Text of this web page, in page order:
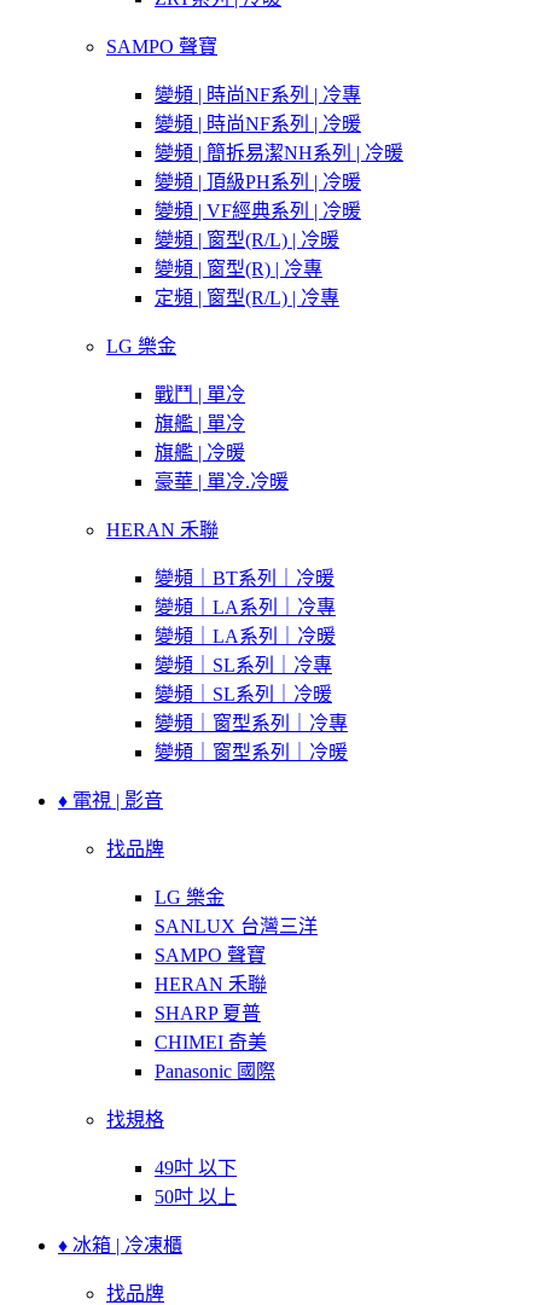
SAMPO 聲寶
變頻 | 時尚NF系列 | 冷專
變頻 | 時尚NF系列 | 冷暖
變頻 | 簡拆易潔NH系列 | 冷暖
變頻 | 頂級PH系列 | 冷暖
變頻 | VF經典系列 | 冷暖
變頻 | 窗型(R/L) | 冷暖
變頻 | 窗型(R) | 冷專
定頻 | 窗型(R/L) | 冷專
LG 樂金
戰鬥 | 單冷
旗艦 | 單冷
旗艦 | 冷暖
豪華 | 單冷.冷暖
HERAN 禾聯
變頻｜BT系列｜冷暖
變頻｜LA系列｜冷專
變頻｜LA系列｜冷暖
變頻｜SL系列｜冷專
變頻｜SL系列｜冷暖
變頻｜窗型系列｜冷專
變頻｜窗型系列｜冷暖
♦ 電視 | 影音
找品牌
LG 樂金
SANLUX 台灣三洋
SAMPO 聲寶
HERAN 禾聯
SHARP 夏普
CHIMEI 奇美
Panasonic 國際
找規格
49吋 以下
50吋 以上
♦ 冰箱 | 冷凍櫃
找品牌